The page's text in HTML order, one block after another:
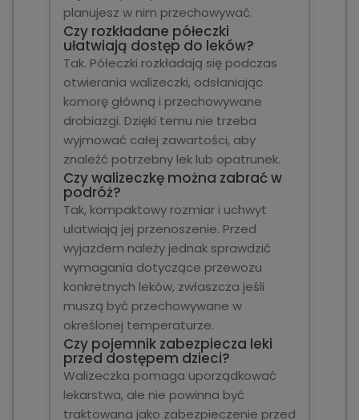
planujesz w nim przechowywać.
Czy rozkładane półeczki
ułatwiają dostęp do leków?
Tak. Półeczki rozkładają się podczas
otwierania walizeczki, odsłaniając
komorę główną i przechowywane
drobiazgi. Dzięki temu nie trzeba
wyjmować całej zawartości, aby
znaleźć potrzebny lek lub opatrunek.
Czy walizeczkę można zabrać w
podróż?
Tak, kompaktowy rozmiar i uchwyt
ułatwiają jej przenoszenie. Przed
wyjazdem należy jednak sprawdzić
wymagania dotyczące przewozu
konkretnych leków, zwłaszcza jeśli
muszą być przechowywane w
określonej temperaturze.
Czy pojemnik zabezpiecza leki
przed dostępem dzieci?
Walizeczka pomaga uporządkować
lekarstwa, ale nie powinna być
traktowana jako zabezpieczenie przed